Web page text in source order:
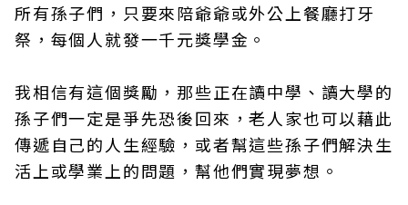
所有孫子們，只要來陪爺爺或外公上餐廳打牙
祭，每個人就發一千元獎學金。
我相信有這個獎勵，那些正在讀中學、讀大學的
孫子們一定是爭先恐後回來，老人家也可以藉此
傳遞自己的人生經驗，或者幫這些孫子們解決生
活上或學業上的問題，幫他們實現夢想。